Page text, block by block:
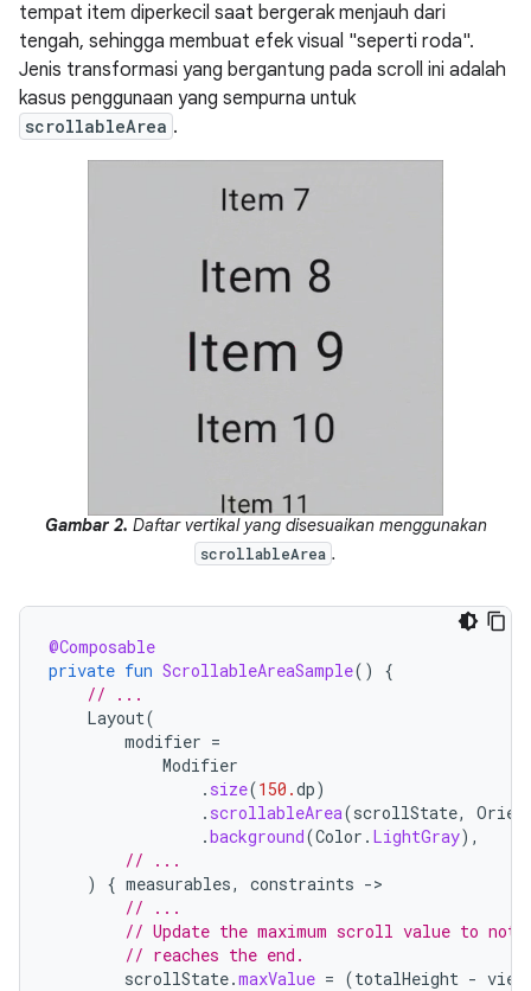
tempat item diperkecil saat bergerak menjauh dari
tengah, sehingga membuat efek visual "seperti roda".
Jenis transformasi yang bergantung pada scroll ini adalah
kasus penggunaan yang sempurna untuk
scrollableArea .
Gambar 2. Daftar vertikal yang disesuaikan menggunakan
scrollableArea .
@Composable
private fun ScrollableAreaSample()
{
// ...
Layout(
modifier =
Modifier
. size(150.dp)
. scrollableArea(scrollState,
.background(Color . LightGray),
// ...
)
{ measurables, constraints -
// ...
// Update the maximum scroll value to
// reaches the end.
scrollState.maxValue = (totalHeight -